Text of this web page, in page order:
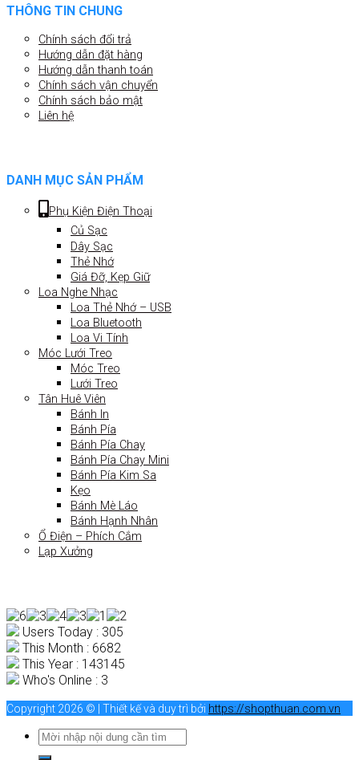
THÔNG TIN CHUNG
Chính sách đổi trả
Hướng dẫn đặt hàng
Hướng dẫn thanh toán
Chính sách vận chuyển
Chính sách bảo mật
Liên hệ
DANH MỤC SẢN PHẨM
Phụ Kiện Điện Thoại
Củ Sạc
Dây Sạc
Thẻ Nhớ
Giá Đỡ, Kẹp Giữ
Loa Nghe Nhạc
Loa Thẻ Nhớ – USB
Loa Bluetooth
Loa Vi Tính
Móc Lưới Treo
Móc Treo
Lưới Treo
Tân Huê Viên
Bánh In
Bánh Pía
Bánh Pía Chay
Bánh Pía Chay Mini
Bánh Pía Kim Sa
Kẹo
Bánh Mè Láo
Bánh Hạnh Nhân
Ổ Điện – Phích Cắm
Lạp Xưởng
Users Today : 305
This Month : 6682
This Year : 143145
Who's Online : 3
Copyright 2026 © | Thiết kế và duy trì bởi https://shopthuan.com.vn